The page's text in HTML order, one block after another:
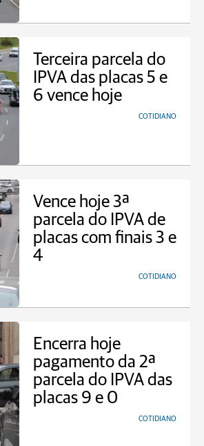
Terceira parcela do
IPVA das placas 5 e
6 vence hoje
COTIDIANO
Vence hoje 3ª
parcela do IPVA de
placas com finais 3 e
4
COTIDIANO
Encerra hoje
pagamento da 2ª
parcela do IPVA das
placas 9 e 0
COTIDIANO